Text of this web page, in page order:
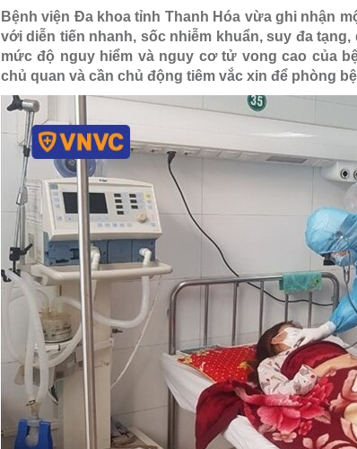
Bệnh viện Đa khoa tỉnh Thanh Hóa vừa ghi nhận
với diễn tiến nhanh, sốc nhiễm khuẩn, suy đa
mức độ nguy hiểm và nguy cơ tử vong cao của
chủ quan và cần chủ động tiêm vắc xin để phòng